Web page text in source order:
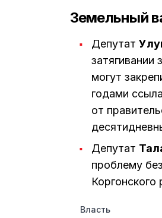
Земельный
Депутат
могут
годами
от
Депутат
проблему
Власть